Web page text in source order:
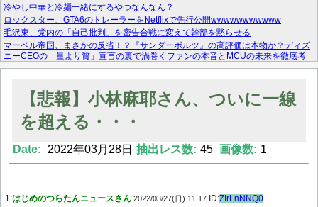
冷やし中華と冷麺一緒にするやつなんなん？
ロックスター、GTA6のトレーラーをNetflixで先行公開wwwwwwwwwww
毛沢東、党内の「自己批判」を密告合戦に変えて幹部を黙らせる
マーベル帝国、まさかの反省！？『サンダーボルツ』の高評価は本物か？ディズ
ニーCEOの「量より質」宣言の裏で渦巻くファンの本音とMCUの未来を徹底考
察！
【画像あり】FacebookとかTwitterで拾ったエロ画像貼ってくよ
【悲報】小林麻耶さん、ついに一線
を超える・・・
Date: 2022年03月28日 抽出レス数: 45 画像数: 1
1:はじめのつらたんニュースさん 2022/03/27(日) 11:17 ID:ZIrLnNNQ0